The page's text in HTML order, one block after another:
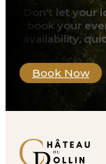
Don't let your
book your
availability,
Book Now